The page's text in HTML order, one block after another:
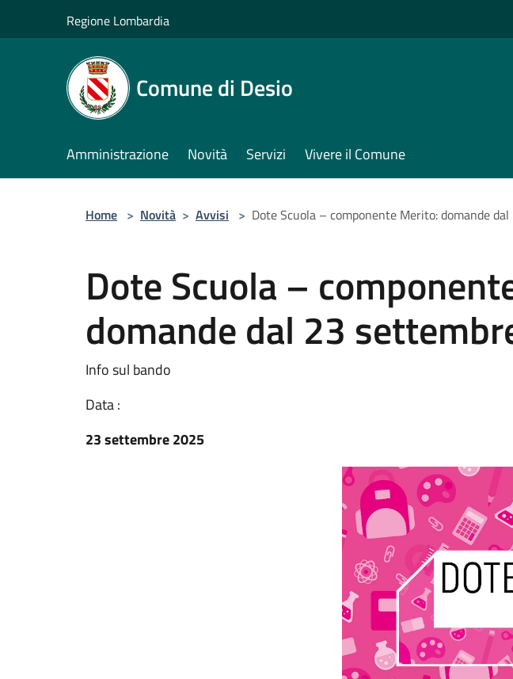
Regione Lombardia
Comune di Desio
Amministrazione Novità Servizi Vivere il Comune
Home > Novità > Avvisi > Dote Scuola – componente Merito: domande
Dote Scuola –
domande dal 23
Info sul bando
Data :
23 settembre 2025